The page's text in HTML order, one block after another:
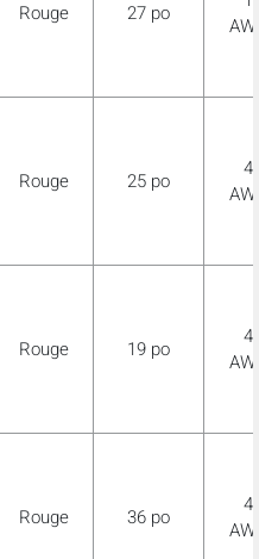
Rouge 27 po
Rouge 25 po
4
Rouge 19 po
4
Rouge 36 po
4